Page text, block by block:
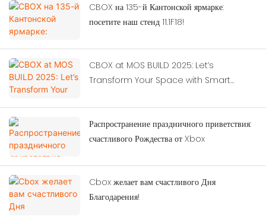
CBOX на 135-й Кантонской ярмарке:
посетите наш стенд 11.1F18!
CBOX at MOS BUILD 2025: Let’s
Transform Your Space with Smart
Распространение праздничного приветствия:
счастливого Рождества от Xbox
Cbox желает вам счастливого Дня
Благодарения!